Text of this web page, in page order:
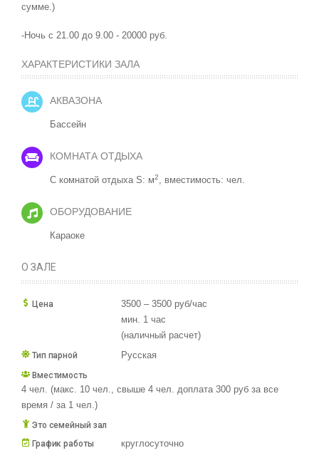
сумме.)
-Ночь с 21.00 до 9.00 - 20000 руб.
ХАРАКТЕРИСТИКИ ЗАЛА
АКВАЗОНА
Бассейн
КОМНАТА ОТДЫХА
С комнатой отдыха S: м2, вместимость: чел.
ОБОРУДОВАНИЕ
Караоке
О ЗАЛЕ
Цена
3500 – 3500 руб/час
мин. 1 час
(наличный расчет)
Тип парной Русская
Вместимость
4 чел. (макс. 10 чел., свыше 4 чел. доплата 300 руб за все
время / за 1 чел.)
Это семейный зал
График работы
круглосуточно